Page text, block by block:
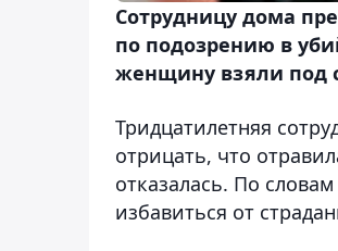
Сотрудницу дома
по подозрению в
женщину взяли под
Тридцатилетняя
отрицать, что
отказалась. По
избавиться от